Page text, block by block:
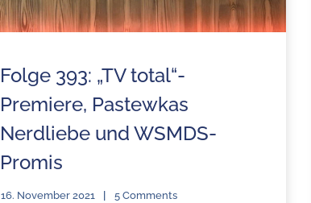
Folge 393: „TV total“-
Premiere, Pastewkas
Nerdliebe und WSMDS-
Promis
16. November 2021 5 Comments